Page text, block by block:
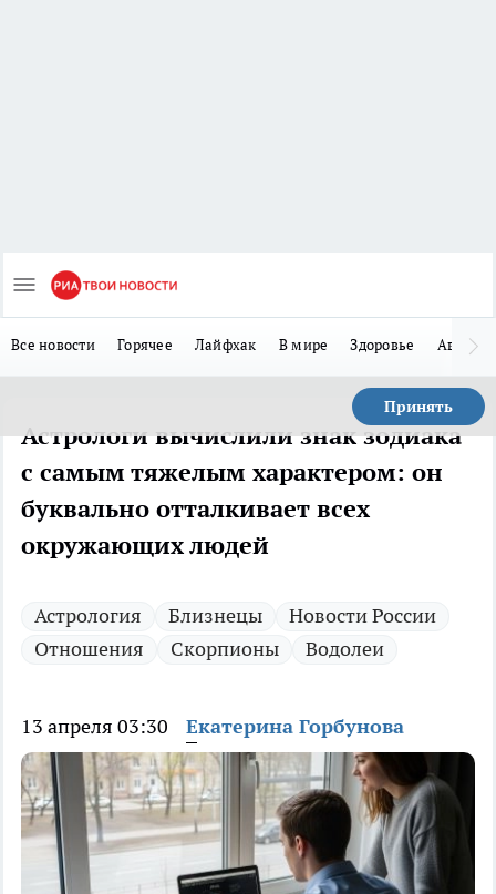
Все новости Горячее Лайфхак В мире Здоровье Авто
Принять
Астрологи вычислили знак зодиака
с самым тяжелым характером: он
буквально отталкивает всех
окружающих людей
Астрология Близнецы
Новости России
Отношения
Скорпионы Водолеи
13 апреля 03:30 Екатерина Горбунова